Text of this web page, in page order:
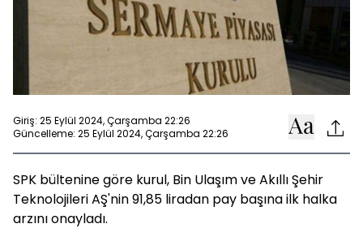
Giriş: 25 Eylül 2024, Çarşamba 22:26
Güncelleme: 25 Eylül 2024, Çarşamba 22:26
SPK bültenine göre kurul, Bin Ulaşım ve Akıllı Şehir
Teknolojileri AŞ'nin 91,85 liradan pay başına ilk halka
arzını onayladı.